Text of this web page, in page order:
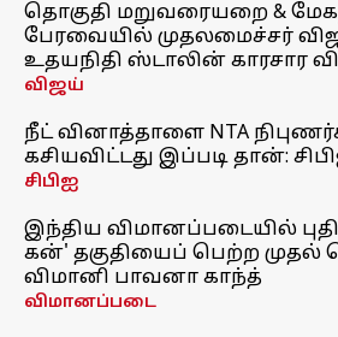
தொகுதி மறுவரையறை &
பேரவையில் முதலமைச்சர்
உதயநிதி ஸ்டாலின் காரசார
விஜய்
நீட் வினாத்தாளை NTA
கசியவிட்டது இப்படி தான்:
சிபிஐ
இந்திய விமானப்படையில்
கன்' தகுதியைப் பெற்ற
விமானி பாவனா காந்த்
விமானப்படை